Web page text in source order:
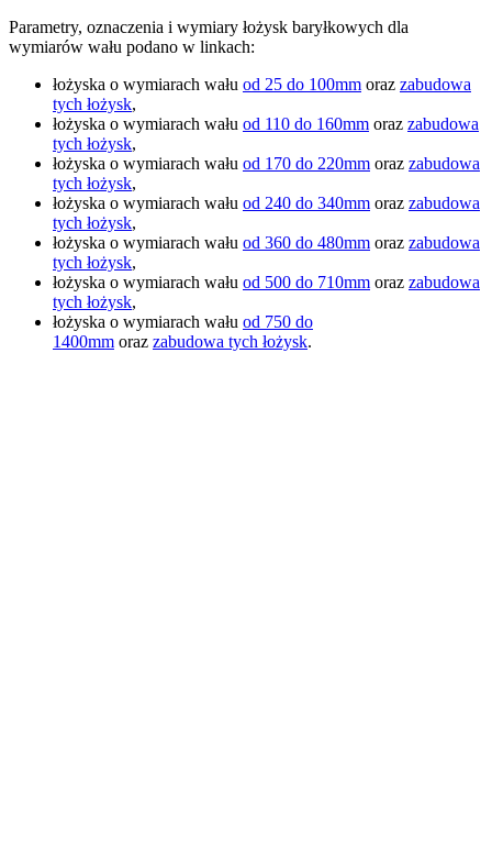
Parametry, oznaczenia i wymiary łożysk baryłkowych dla
wymiarów wału podano w linkach:
łożyska o wymiarach wału od 25 do 100mm oraz zabudowa
tych łożysk,
łożyska o wymiarach wału od 110 do 160mm oraz zabudowa
tych łożysk,
łożyska o wymiarach wału od 170 do 220mm oraz zabudowa
tych łożysk,
łożyska o wymiarach wału od 240 do 340mm oraz zabudowa
tych łożysk,
łożyska o wymiarach wału od 360 do 480mm oraz zabudowa
tych łożysk,
łożyska o wymiarach wału od 500 do 710mm oraz zabudowa
tych łożysk,
łożyska o wymiarach wału od 750 do
1400mm oraz zabudowa tych łożysk.